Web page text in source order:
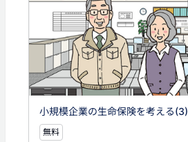
小規模企業の生命保険を考える(3)
無料